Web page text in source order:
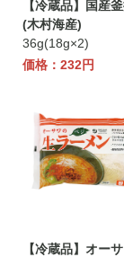
【冷蔵品】国産
(木村海産)
36g(18g×2)
価格：232円
【冷蔵品】オー